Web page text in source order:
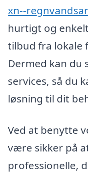
xn--
hurtigt og
tilbud fra lokale
Dermed kan du
services, så du
løsning til dit
Ved at benytte
være sikker på
professionelle,